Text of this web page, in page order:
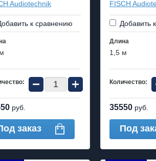
Audiotechnik
к сравнению
− +
руб.
заказ
FISCH
Добавить
Длина
1,5 м
Количество:
35550 руб.
Под